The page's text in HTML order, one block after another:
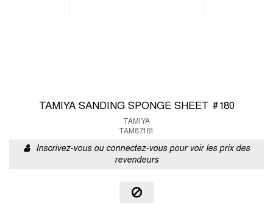
TAMIYA SANDING SPONGE SHEET #180
TAMIYA
TAM87161
Inscrivez-vous ou connectez-vous pour voir les prix des
revendeurs